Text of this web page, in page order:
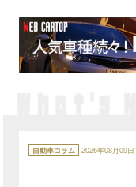
テ
ゴ
自動車コラム 2026年08月09日